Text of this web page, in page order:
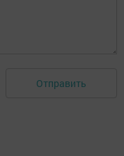
Отправить